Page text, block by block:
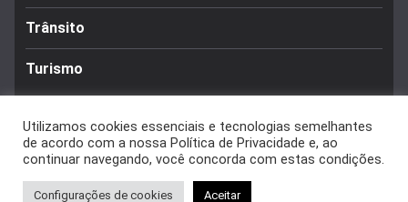
Trânsito
Turismo
Copyright © 2026Caldas Notícias. Todos os direitos reservados.
Utilizamos cookies essenciais e tecnologias semelhantes
de acordo com a nossa Política de Privacidade e, ao
continuar navegando, você concorda com estas condições.
Configurações de cookies Aceitar